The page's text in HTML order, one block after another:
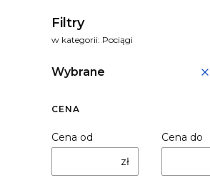
Filtry
w kategorii: Pociągi
Wybrane
CENA
Cena od
zł
Cena do